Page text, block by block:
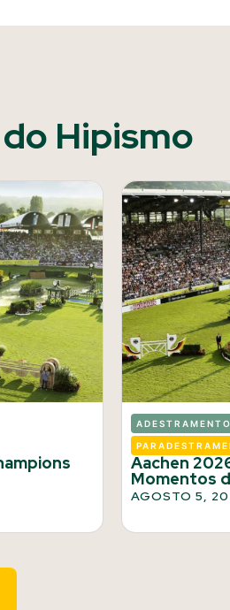
Hipismo
ADESTRAMENTO
Aachen
Momentos
AGOSTO 5,